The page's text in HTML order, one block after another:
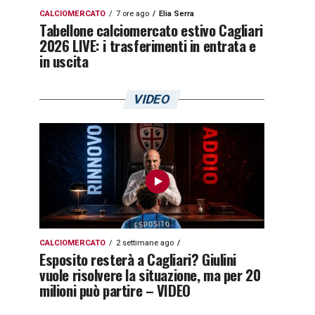
CALCIOMERCATO 7 ore ago Elia Serra
Tabellone calciomercato estivo Cagliari
2026 LIVE: i trasferimenti in entrata e
in uscita
VIDEO
CALCIOMERCATO 2 settimane ago
Esposito resterà a Cagliari? Giulini
vuole risolvere la situazione, ma per 20
milioni può partire – VIDEO